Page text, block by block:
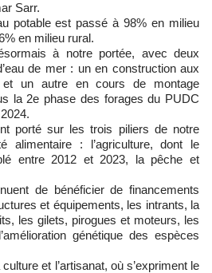
Sarr.
potable est passé à 98% en milieu
en milieu rural.
à notre portée, avec deux
de mer : un en construction aux
et un autre en cours de montage
la 2e phase des forages du PUDC
porté sur les trois piliers de notre
alimentaire : l’agriculture, dont le
entre 2012 et 2023, la pêche et
de bénéficier de financements
et équipements, les intrants, la
les gilets, pirogues et moteurs, les
génétique des espèces
et l’artisanat, où s’expriment le